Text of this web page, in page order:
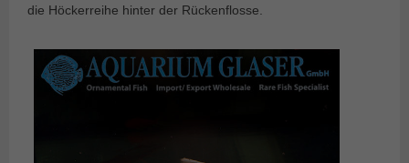
die Höckerreihe hinter der Rückenflosse.